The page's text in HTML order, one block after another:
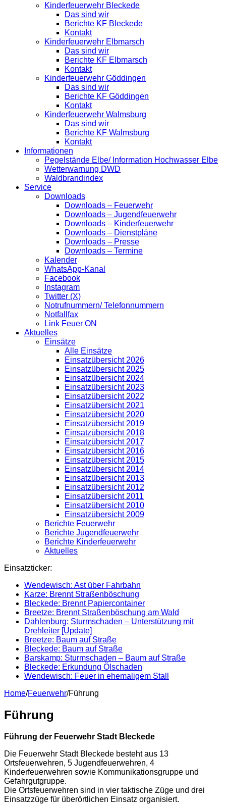
Kinderfeuerwehr Bleckede
Das sind wir
Berichte KF Bleckede
Kontakt
Kinderfeuerwehr Elbmarsch
Das sind wir
Berichte KF Elbmarsch
Kontakt
Kinderfeuerwehr Göddingen
Das sind wir
Berichte KF Göddingen
Kontakt
Kinderfeuerwehr Walmsburg
Das sind wir
Berichte KF Walmsburg
Kontakt
Informationen
Pegelstände Elbe/ Information Hochwasser Elbe
Wetterwarnung DWD
Waldbrandindex
Service
Downloads
Downloads – Feuerwehr
Downloads – Jugendfeuerwehr
Downloads – Kinderfeuerwehr
Downloads – Dienstpläne
Downloads – Presse
Downloads – Termine
Kalender
WhatsApp-Kanal
Facebook
Instagram
Twitter (X)
Notrufnummern/ Telefonnummern
Notfallfax
Link Feuer ON
Aktuelles
Einsätze
Alle Einsätze
Einsatzübersicht 2026
Einsatzübersicht 2025
Einsatzübersicht 2024
Einsatzübersicht 2023
Einsatzübersicht 2022
Einsatzübersicht 2021
Einsatzübersicht 2020
Einsatzübersicht 2019
Einsatzübersicht 2018
Einsatzübersicht 2017
Einsatzübersicht 2016
Einsatzübersicht 2015
Einsatzübersicht 2014
Einsatzübersicht 2013
Einsatzübersicht 2012
Einsatzübersicht 2011
Einsatzübersicht 2010
Einsatzübersicht 2009
Berichte Feuerwehr
Berichte Jugendfeuerwehr
Berichte Kinderfeuerwehr
Aktuelles
Einsatzticker:
Wendewisch: Ast über Fahrbahn
Karze: Brennt Straßenböschung
Bleckede: Brennt Papiercontainer
Breetze: Brennt Straßenböschung am Wald
Dahlenburg: Sturmschaden – Unterstützung mit
Drehleiter [Update]
Breetze: Baum auf Straße
Bleckede: Baum auf Straße
Barskamp: Sturmschaden – Baum auf Straße
Bleckede: Erkundung Ölschaden
Wendewisch: Feuer in ehemaligem Stall
Home/Feuerwehr/Führung
Führung
Führung der Feuerwehr Stadt Bleckede
Die Feuerwehr Stadt Bleckede besteht aus 13
Ortsfeuerwehren, 5 Jugendfeuerwehren, 4
Kinderfeuerwehren sowie Kommunikationsgruppe und
Gefahrgutgruppe.
Die Ortsfeuerwehren sind in vier taktische Züge und drei
Einsatzzüge für überörtlichen Einsatz organisiert.